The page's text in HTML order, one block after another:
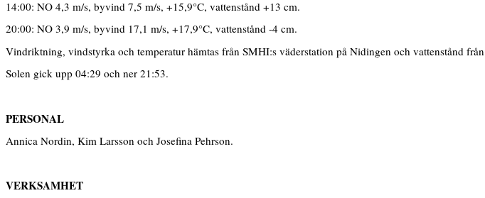
14:00: NO 4,3 m/s, byvind 7,5 m/s, +15,9°C, vattenstånd +13 cm.
20:00: NO 3,9 m/s, byvind 17,1 m/s, +17,9°C, vattenstånd -4 cm.
Vindriktning, vindstyrka och temperatur hämtas från SMHI:s väderstation på Nidingen och vattenstånd
Solen gick upp 04:29 och ner 21:53.
PERSONAL
Annica Nordin, Kim Larsson och Josefina Pehrson.
VERKSAMHET